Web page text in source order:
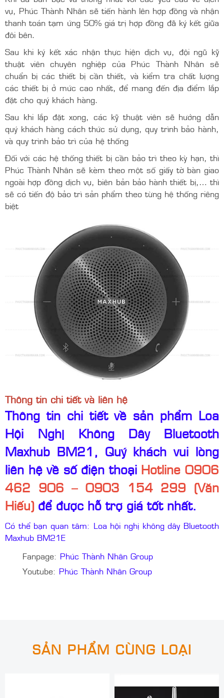
vụ, Phúc Thành Nhân sẽ tiến hành lên hợp đồng và nhận
thanh toán tạm ứng 50% giá trị hợp đồng đã ký kết giữa
đôi bên.
Sau khi ký kết xác nhận thực hiện dịch vụ, đội ngũ kỹ
thuật viên chuyên nghiệp của Phúc Thành Nhân sẽ
chuẩn bị các thiết bị cần thiết, và kiểm tra chất lượng
các thiết bị ở mức cao nhất, để mang đến địa điểm lắp
đặt cho quý khách hàng.
Sau khi lắp đặt xong, các kỹ thuật viên sẽ hướng dẫn
quý khách hàng cách thức sử dụng, quy trình bảo hành,
và quy trình bảo trì của hệ thống
Đối với các hệ thống thiết bị cần bảo trì theo kỳ hạn, thì
Phúc Thành Nhân sẽ kèm theo một số giấy tờ bàn giao
ngoài hợp đồng dịch vụ, biên bản bảo hành thiết bị,… thì
sẽ có tiến độ bảo trì sản phẩm theo từng hệ thống riêng
biệt
Thông tin chi tiết và liên hệ
Thông tin chi tiết về sản phẩm Loa
Hội Nghị Không Dây Bluetooth
Maxhub BM21, Quý khách vui lòng
liên hệ về số điện thoại Hotline0906
462 906 – 0903 154 299 (Văn
Hiếu)để được hỗ trợ giá tốt nhất.
Có thể bạn quan tâm: Loa hội nghị không dây Bluetooth
Maxhub BM21E
Fanpage: Phúc Thành Nhân Group
Youtube: Phúc Thành Nhân Group
SẢN PHẨM CÙNG LOẠI